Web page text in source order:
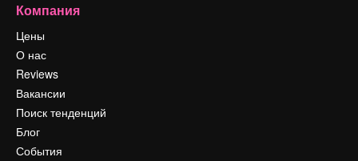
Компания
Цены
О нас
Reviews
Вакансии
Поиск тенденций
Блог
События